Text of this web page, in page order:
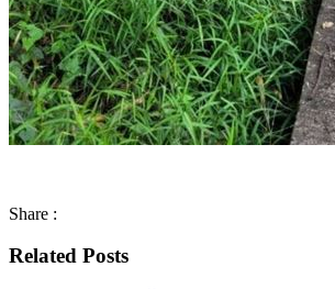
Share :
Related Posts